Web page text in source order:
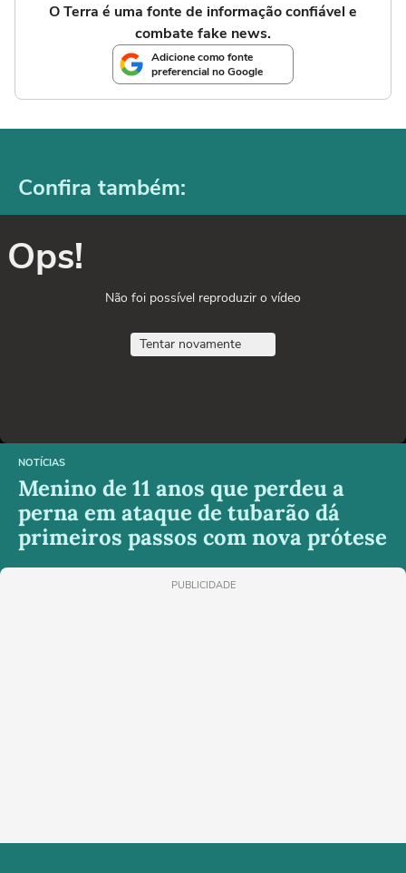
O Terra é uma fonte de informação confiável e
combate fake news.
Adicione como fonte
preferencial no Google
Confira também:
Ops!
Não foi possível reproduzir o vídeo
Tentar novamente
NOTÍCIAS
Menino de 11 anos que perdeu a
perna em ataque de tubarão dá
primeiros passos com nova prótese
PUBLICIDADE